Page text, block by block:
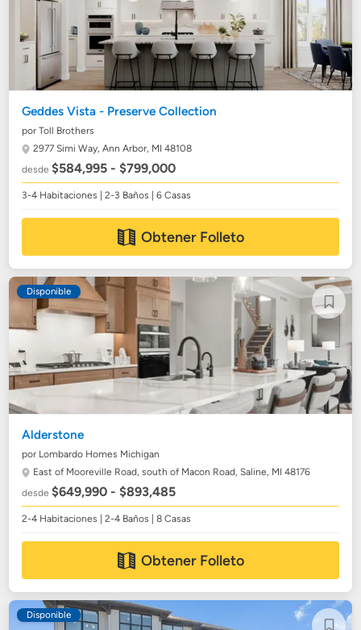
Geddes Vista - Preserve Collection
por Toll Brothers
2977 Simi Way,Ann Arbor, MI 48108
desde$584,995 - $799,000
3-4 Habitaciones | 2-3 Baños | 6 Casas
Obtener Folleto
Disponible
Alderstone
por Lombardo Homes Michigan
East of Mooreville Road, south of Macon Road,Saline, MI 48176
desde$649,990 - $893,485
2-4 Habitaciones | 2-4 Baños | 8 Casas
Obtener Folleto
Disponible